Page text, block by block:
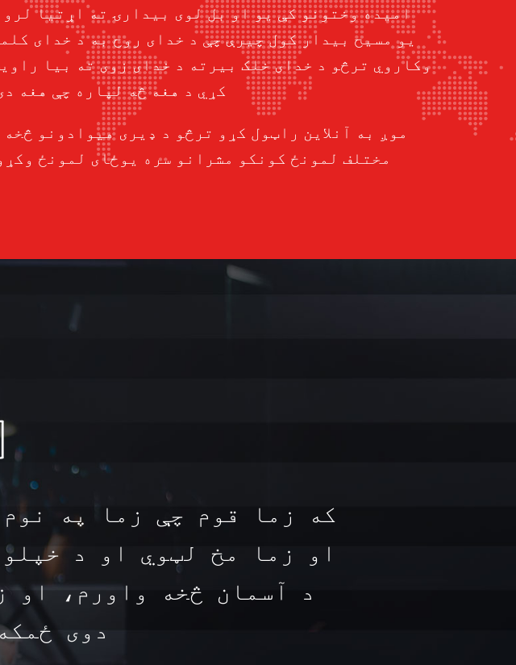
امیده وختونو کې یو او بل لوی بیدارۍ ته اړتیا
یو مسیح بیدار کول چیرې چې د خدای روح به د خدای
وکاروي ترڅو د خدای خلک بیرته د خدای زوی ته بیا
کړي د هغه څه لپاره چې هغه
موږ به آنلاین راټول کړو ترڅو د ډیری هیوادونو څخه
مختلف لمونځ کونکو مشرانو سره یوځای لمونځ
که زما قوم چې زما په
او زما مخ لټوي او د
د آسمان څخه واورم،
دوی